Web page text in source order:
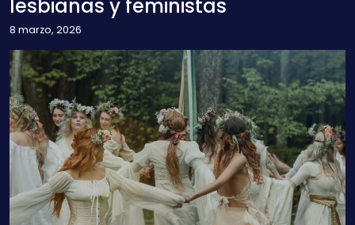
lesbianas y feministas
8 marzo, 2026